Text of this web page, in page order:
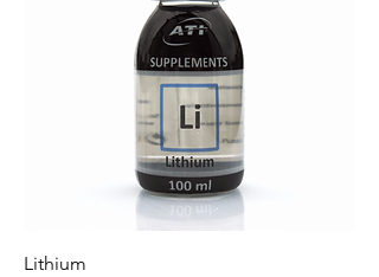
Lithium